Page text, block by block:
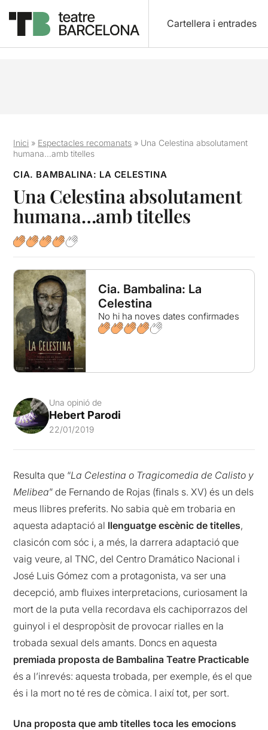
Cartellera i entrades
Inici » Espectacles recomanats » Una Celestina absolutament
humana…amb titelles
CIA. BAMBALINA: LA CELESTINA
Una Celestina absolutament
humana…amb titelles
Cia. Bambalina: La
Celestina
No hi ha noves dates confirmades
Una opinió de
Hebert Parodi
22/01/2019
Resulta que “La Celestina o Tragicomedia de Calisto y
Melibea” de Fernando de Rojas (finals s. XV) és un dels
meus llibres preferits. No sabia què em trobaria en
aquesta adaptació al llenguatge escènic de titelles,
clasicón com sóc i, a més, la darrera adaptació que
vaig veure, al TNC, del Centro Dramático Nacional i
José Luis Gómez com a protagonista, va ser una
decepció, amb fluixes interpretacions, curiosament la
mort de la puta vella recordava els cachiporrazos del
guinyol i el despropòsit de provocar rialles en la
trobada sexual dels amants. Doncs en aquesta
premiada proposta de Bambalina Teatre Practicable
és a l’inrevés: aquesta trobada, per exemple, és el que
és i la mort no té res de còmica. I així tot, per sort.
Una proposta que amb titelles toca les emocions